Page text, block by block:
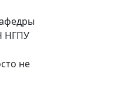
НГПУ
не